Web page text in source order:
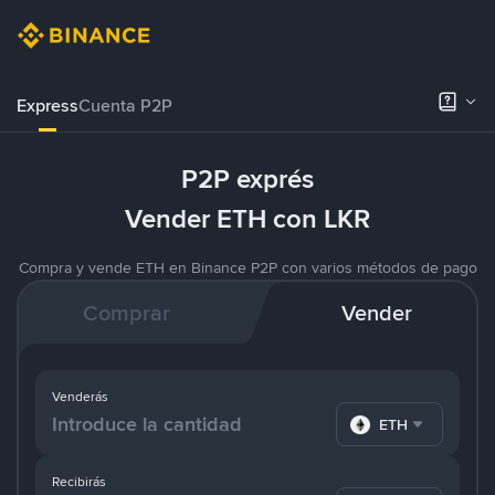
ExpressCuenta P2P
P2P exprés
Vender ETH con LKR
Compra y vende ETH en Binance P2P con varios métodos de pago
Comprar Vender
Recibirás
Venderás
ETH